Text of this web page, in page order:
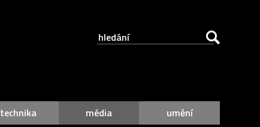
technika média umění